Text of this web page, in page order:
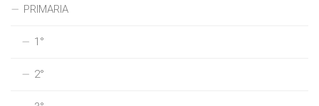
PRIMARIA
1°
2°